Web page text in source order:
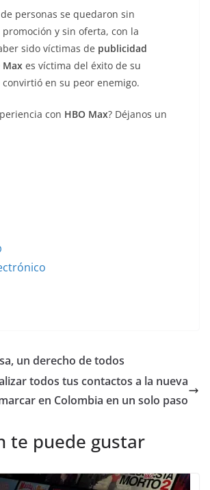
personas se quedaron sin
y sin oferta, con la
sido víctimas de publicidad
Max es víctima del éxito de su
convirtió en su peor enemigo.
con HBO Max? Déjanos un
un derecho de todos
todos tus contactos a la nueva
en Colombia en un solo paso
te puede gustar